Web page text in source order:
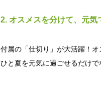
2. オスメスを分けて、元気
付属の「仕切り」が大活躍！
ひと夏を元気に過ごせるだけ